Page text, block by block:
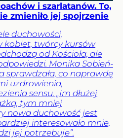
i szarlatanów. To,
zmieniło jej spojrzenie
duchowości,
twórcy kursów
od Kościoła, ale
Monika Sobień-
sprawdzała, co naprawdę
uzdrowienia,
sensu. „Im dłużej
tym mniej
nowa duchowość jest
interesowało mnie,
jej potrzebuje”.